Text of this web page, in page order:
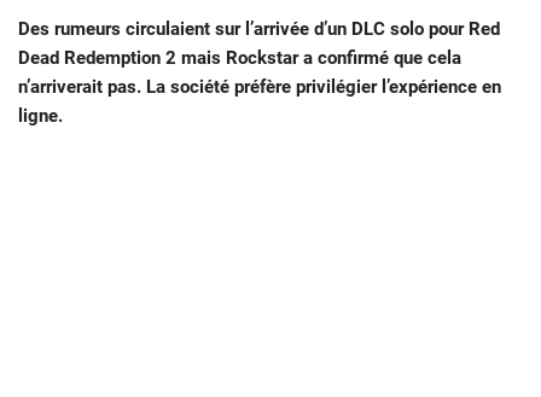
Des rumeurs circulaient sur l’arrivée d’un DLC solo pour Red
Dead Redemption 2 mais Rockstar a confirmé que cela
n’arriverait pas. La société préfère privilégier l’expérience en
ligne.